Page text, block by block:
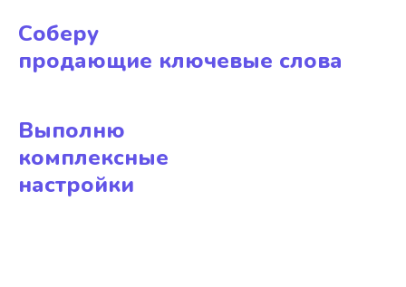
Соберу
продающие ключевые слова
Выполню
комплексные
настройки